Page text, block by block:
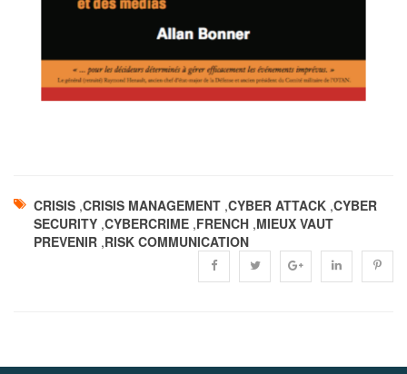
CRISIS ,CRISIS MANAGEMENT ,CYBER ATTACK ,CYBER
SECURITY ,CYBERCRIME ,FRENCH ,MIEUX VAUT
PREVENIR ,RISK COMMUNICATION